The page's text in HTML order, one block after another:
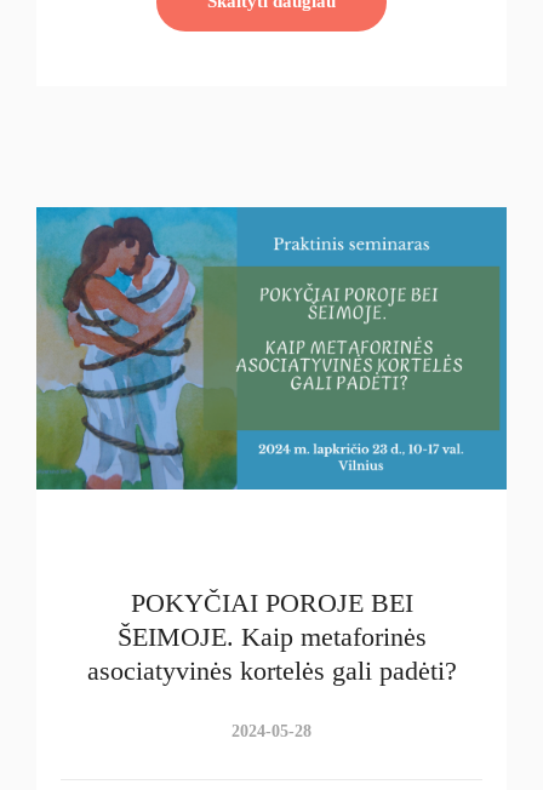
POKYČIAI POROJE BEI
ŠEIMOJE. Kaip metaforinės
asociatyvinės kortelės gali padėti?
2024-05-28